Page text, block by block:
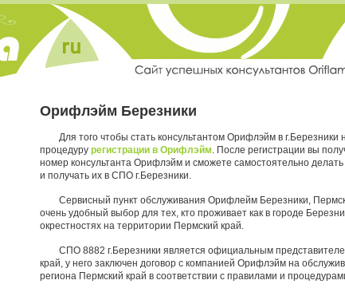
Орифлэйм Березники
Для того чтобы стать консультантом Орифлэйм в г.Березники
процедуру регистрации в Орифлэйм. После регистрации вы
номер консультанта Орифлэйм и сможете самостоятельно
и получать их в СПО г.Березники.
Сервисный пункт обслуживания Орифлейм Березники,
очень удобный выбор для тех, кто проживает как в городе
окрестностях на территории Пермский край.
СПО 8882 г.Березники является официальным
край, у него заключен договор с компанией Орифлэйм на
региона Пермский край в соответствии с правилами и